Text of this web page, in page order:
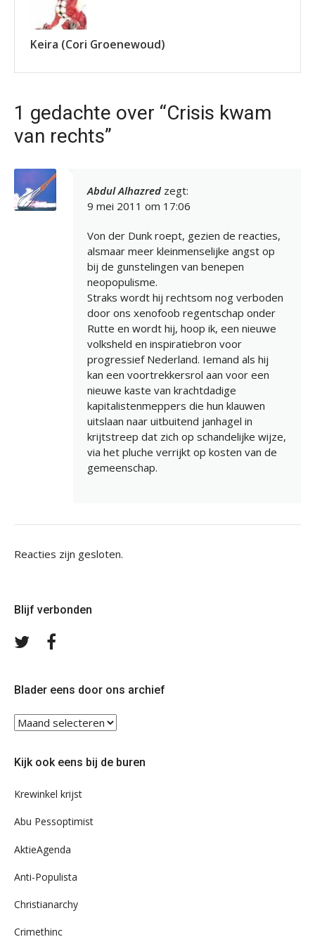
Keira (Cori Groenewoud)
1 gedachte over “Crisis kwam
van rechts”
Abdul Alhazred zegt:
9 mei 2011 om 17:06
Von der Dunk roept, gezien de reacties,
alsmaar meer kleinmenselijke angst op
bij de gunstelingen van benepen
neopopulisme.
Straks wordt hij rechtsom nog verboden
door ons xenofoob regentschap onder
Rutte en wordt hij, hoop ik, een nieuwe
volksheld en inspiratiebron voor
progressief Nederland. Iemand als hij
kan een voortrekkersrol aan voor een
nieuwe kaste van krachtdadige
kapitalistenmeppers die hun klauwen
uitslaan naar uitbuitend janhagel in
krijtstreep dat zich op schandelijke wijze,
via het pluche verrijkt op kosten van de
gemeenschap.
Reacties zijn gesloten.
Blijf verbonden
Volg
Blader eens door ons archief
Blader
ons
Kijk ook eens bij de buren
Krewinkel krijst
Abu Pessoptimist
AktieAgenda
Anti-Populista
Christianarchy
Crimethinc